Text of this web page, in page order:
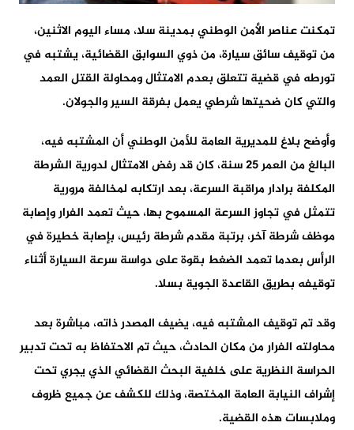
تمكنت عناصر الأمن الوطني بمدينة سلا، مساء اليوم الاثنين،
من توقيف سائق سيارة، من ذوي السوابق القضائية، يشتبه في
تورطه في قضية تتعلق بعدم الامتثال ومحاولة القتل العمد
والتي كان ضحيتها شرطي يعمل بفرقة السير والجولان.
وأوضح بلاغ للمديرية العامة للأمن الوطني أن المشتبه فيه،
البالغ من العمر 25 سنة، كان قد رفض الامتثال لدورية الشرطة
المكلفة برادار مراقبة السرعة، بعد ارتكابه لمخالفة مرورية
تتمثل في تجاوز السرعة المسموح بها، حيث تعمد الفرار وإصابة
موظف شرطة آخر، برتبة مقدم شرطة رئيس، بإصابة خطيرة في
الرأس بعدما تعمد الضغط بقوة على دواسة سرعة السيارة أثناء
توقيفه بطريق القاعدة الجوية بسلا.
وقد تم توقيف المشتبه فيه، يضيف المصدر ذاته، مباشرة بعد
محاولته الفرار من مكان الحادث، حيث تم الاحتفاظ به تحت تدبير
الحراسة النظرية على خلفية البحث القضائي الذي يجري تحت
إشراف النيابة العامة المختصة، وذلك للكشف عن جميع ظروف
وملابسات هذه القضية.